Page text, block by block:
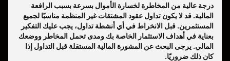
درجة عالية من المخاطرة لخسارة الأموال بسرعة بسبب الرافعة
المالية. قد لا يكون تداول عقود المشتقات غير المنظمة مناسبًا لجميع
المستثمرين. قبل الانخراط في أي أنشطة تداول، يجب عليك التفكير
بعناية في أهداف الاستثمار الخاصة بك ومدى تحمل المخاطر ووضعك
المالي. يرجى البحث عن المشورة المالية المستقلة قبل التداول إذا
كان ذلك ضروريًا.